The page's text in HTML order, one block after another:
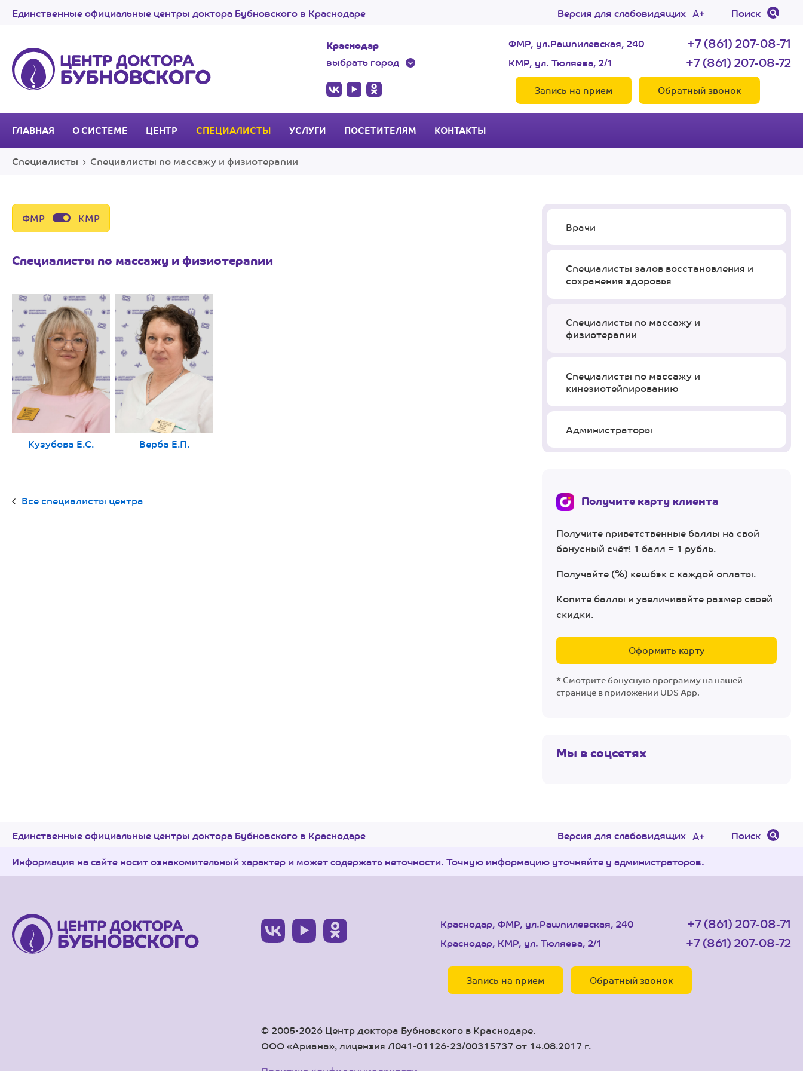
Единственные официальные центры доктора Бубновского в Краснодаре Версия для слабовидящих
Поиск
Краснодар
выбрать город
ФМР, ул.Рашпилевская, 240 +7 (861) 207-08-71
КМР, ул. Тюляева, 2/1 +7 (861) 207-08-72
Запись на прием Обратный звонок
ГЛАВНАЯ О СИСТЕМЕ ЦЕНТР СПЕЦИАЛИСТЫ УСЛУГИ ПОСЕТИТЕЛЯМ КОНТАКТЫ
Специалисты Специалисты по массажу и физиотерапии
Врачи
Специалисты залов восстановления и
сохранения здоровья
Специалисты по массажу и
физиотерапии
Специалисты по массажу и
кинезиотейпированию
Администраторы
Получите карту клиента
Получите приветственные баллы на свой
бонусный счёт! 1 балл = 1 рубль.
Получайте (%) кешбэк с каждой оплаты.
Копите баллы и увеличивайте размер своей
скидки.
Оформить карту
* Смотрите бонусную программу на нашей
странице в приложении UDS App.
Мы в соцсетях
ФМР КМР
Специалисты по массажу и физиотерапии
Кузубова Е.С. Верба Е.П.
Все специалисты центра
Единственные официальные центры доктора Бубновского в Краснодаре Версия для слабовидящих
Поиск
Информация на сайте носит ознакомительный характер и может содержать неточности. Точную информацию уточняйте у администраторов.
Краснодар, ФМР, ул.Рашпилевская, 240 +7 (861) 207-08-71
Краснодар, КМР, ул. Тюляева, 2/1 +7 (861) 207-08-72
Запись на прием Обратный звонок
© 2005-2026 Центр доктора Бубновского в Краснодаре.
ООО «Ариана», лицензия Л041-01126-23/00315737 от 14.08.2017 г.